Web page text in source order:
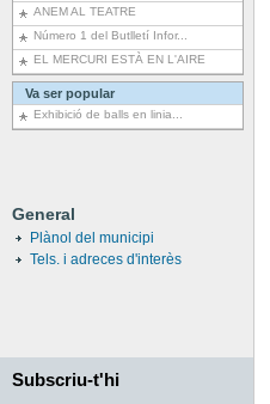
ANEM AL TEATRE
Número 1 del Butlletí Infor...
EL MERCURI ESTÀ EN L'AIRE
Va ser popular
Exhibició de balls en linia...
General
Plànol del municipi
Tels. i adreces d'interès
Subscriu-t'hi